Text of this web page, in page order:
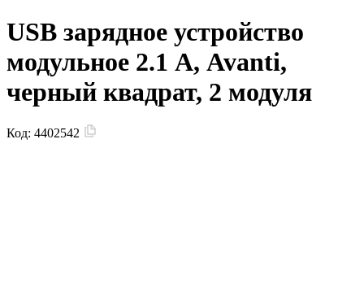
USB зарядное устройство
модульное 2.1 А, Avanti,
черный квадрат, 2 модуля
Код: 4402542